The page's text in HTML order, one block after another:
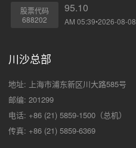
股票代码
688202
95.10
AM 05:39•2026-08-08
川沙总部
地址: 上海市浦东新区川大路585号
邮编: 201299
电话: +86 (21) 5859-1500（总机）
传真: +86 (21) 5859-6369